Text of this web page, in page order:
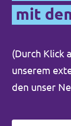
Volt vor Ort
Volt in
Website
Programm
Über Volt
Menschen
mit
(Durch Klick
unserem
den unser